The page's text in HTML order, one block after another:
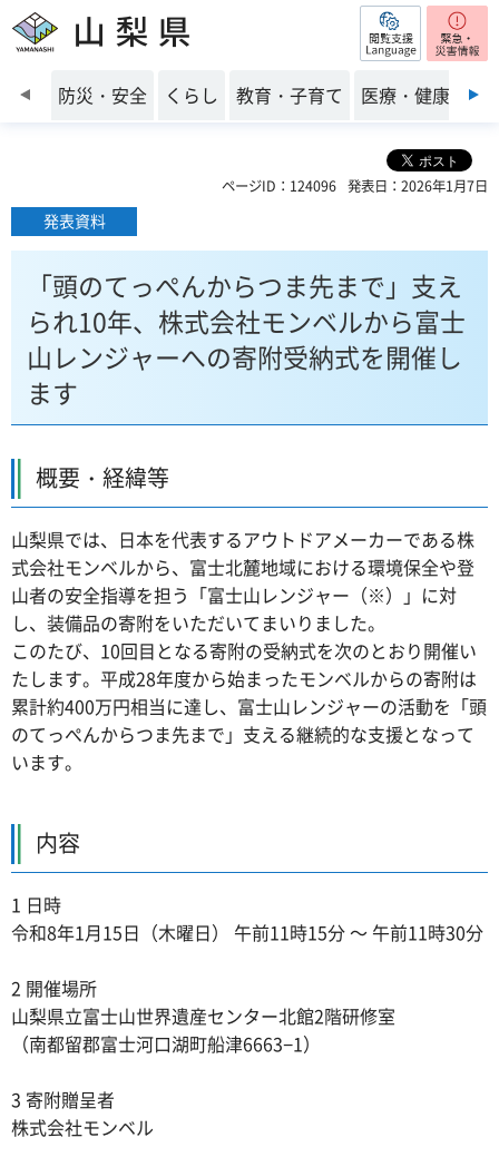
山梨県 閲覧支援
前のスライドを表示
防災・安全 くらし 教育・子育て 医療・健康・福
ページID：124096 発表日：2026年1月7日
発表資料
「頭のてっぺんからつま先まで」支え
られ10年、株式会社モンベルから富士
山レンジャーへの寄附受納式を開催し
ます
概要・経緯等
山梨県では、日本を代表するアウトドアメーカーである株
式会社モンベルから、富士北麓地域における環境保全や登
山者の安全指導を担う「富士山レンジャー（※）」に対
し、装備品の寄附をいただいてまいりました。
このたび、10回目となる寄附の受納式を次のとおり開催い
たします。平成28年度から始まったモンベルからの寄附は
累計約400万円相当に達し、富士山レンジャーの活動を「頭
のてっぺんからつま先まで」支える継続的な支援となって
います。
内容
1 日時
令和8年1月15日（木曜日） 午前11時15分 ～ 午前11時30分
2 開催場所
山梨県立富士山世界遺産センター北館2階研修室
（南都留郡富士河口湖町船津6663−1）
3 寄附贈呈者
株式会社モンベル